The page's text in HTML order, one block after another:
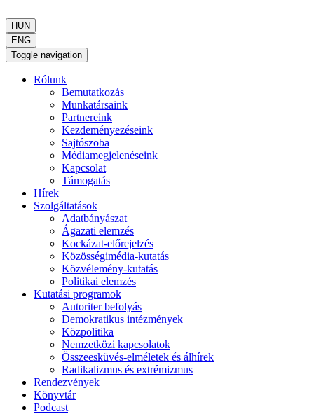
HUN
ENG
Toggle navigation
Rólunk
Bemutatkozás
Munkatársaink
Partnereink
Kezdeményezéseink
Sajtószoba
Médiamegjelenéseink
Kapcsolat
Támogatás
Hírek
Szolgáltatások
Adatbányászat
Ágazati elemzés
Kockázat-előrejelzés
Közösségimédia-kutatás
Közvélemény-kutatás
Politikai elemzés
Kutatási programok
Autoriter befolyás
Demokratikus intézmények
Közpolitika
Nemzetközi kapcsolatok
Összeesküvés-elméletek és álhírek
Radikalizmus és extrémizmus
Rendezvények
Könyvtár
Podcast